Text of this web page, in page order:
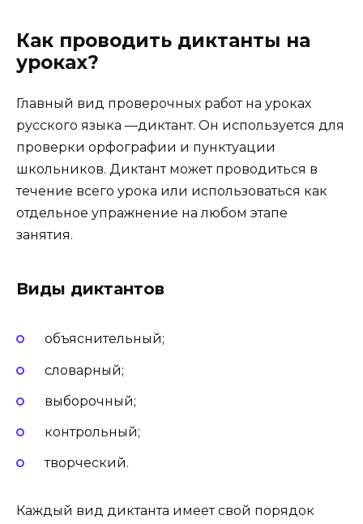
Как проводить диктанты на
уроках?
Главный вид проверочных работ на уроках
русского языка —диктант. Он используется для
проверки орфографии и пунктуации
школьников. Диктант может проводиться в
течение всего урока или использоваться как
отдельное упражнение на любом этапе
занятия.
Виды диктантов
объяснительный;
словарный;
выборочный;
контрольный;
творческий.
Каждый вид диктанта имеет свой порядок